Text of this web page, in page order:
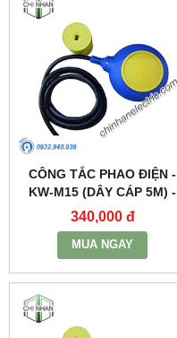
CÔNG TẮC PHAO ĐIỆN -
KW-M15 (DÂY CÁP 5M) -
KAWASAN
340,000 đ
MUA NGAY